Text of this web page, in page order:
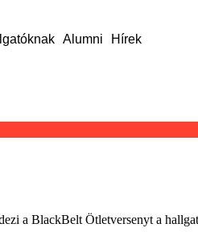
Alumni Hírek
a BlackBelt Ötletversenyt a